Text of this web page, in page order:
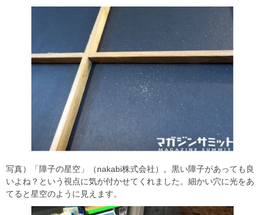
写真）「障子の星空」（nakabi株式会社）。黒い障子があっても良
いよね？という視点に気が付かせてくれました。細かい穴に光をあ
てると星空のように見えます。